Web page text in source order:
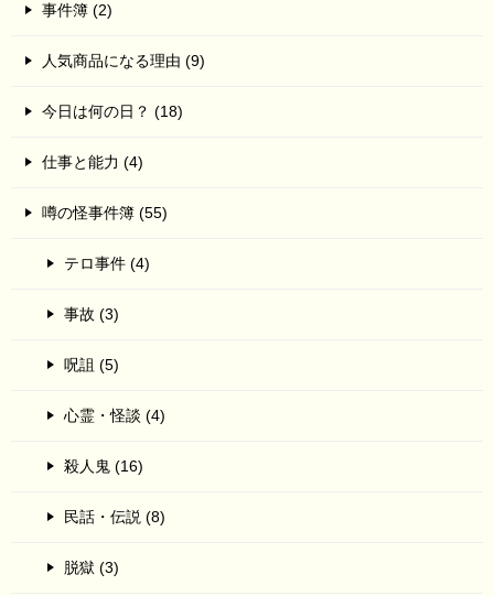
事件簿 (2)
人気商品になる理由 (9)
今日は何の日？ (18)
仕事と能力 (4)
噂の怪事件簿 (55)
テロ事件 (4)
事故 (3)
呪詛 (5)
心霊・怪談 (4)
殺人鬼 (16)
民話・伝説 (8)
脱獄 (3)